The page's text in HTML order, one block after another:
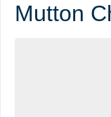
Mutton